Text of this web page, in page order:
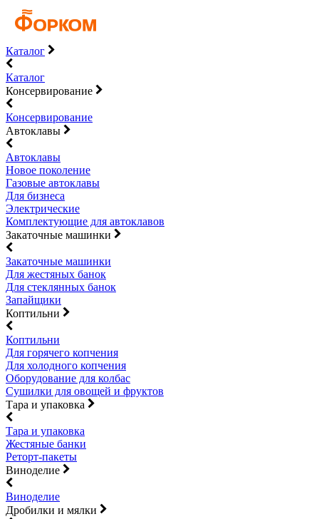
Каталог
Каталог
Консервирование
Консервирование
Автоклавы
Автоклавы
Новое поколение
Газовые автоклавы
Для бизнеса
Электрические
Комплектующие для автоклавов
Закаточные машинки
Закаточные машинки
Для жестяных банок
Для стеклянных банок
Запайщики
Коптильни
Коптильни
Для горячего копчения
Для холодного копчения
Оборудование для колбас
Сушилки для овощей и фруктов
Тара и упаковка
Тара и упаковка
Жестяные банки
Реторт-пакеты
Виноделие
Виноделие
Дробилки и мялки